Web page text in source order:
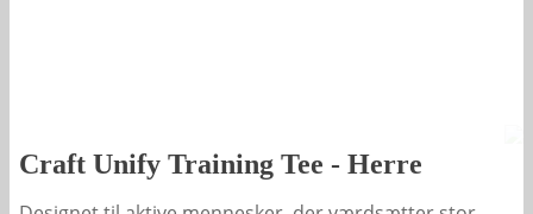
Craft Unify Training Tee - Herre